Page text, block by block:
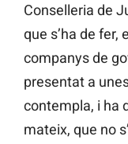
Conselleria de
que s’ha de fer,
companys de
presentat a
contempla, i ha
mateix, que no